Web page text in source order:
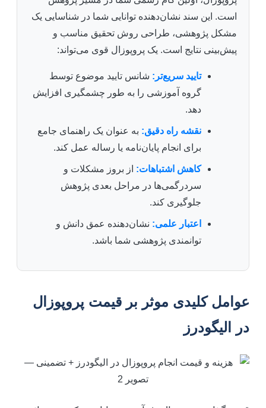
است. این سند نشان‌دهنده توانایی شما در شناسایی یک
مشکل پژوهشی، طراحی روش تحقیق مناسب و
پیش‌بینی نتایج است. یک پروپوزال قوی می‌تواند:
تایید سریع‌تر: شانس تایید موضوع توسط
گروه آموزشی را به طور چشمگیری افزایش
دهد.
نقشه راه دقیق: به عنوان یک راهنمای جامع
برای انجام پایان‌نامه یا رساله عمل کند.
کاهش اشتباهات: از بروز مشکلات و
سردرگمی‌ها در مراحل بعدی پژوهش
جلوگیری کند.
اعتبار علمی: نشان‌دهنده عمق دانش و
توانمندی پژوهشی شما باشد.
عوامل کلیدی موثر بر قیمت پروپوزال
در الیگودرز